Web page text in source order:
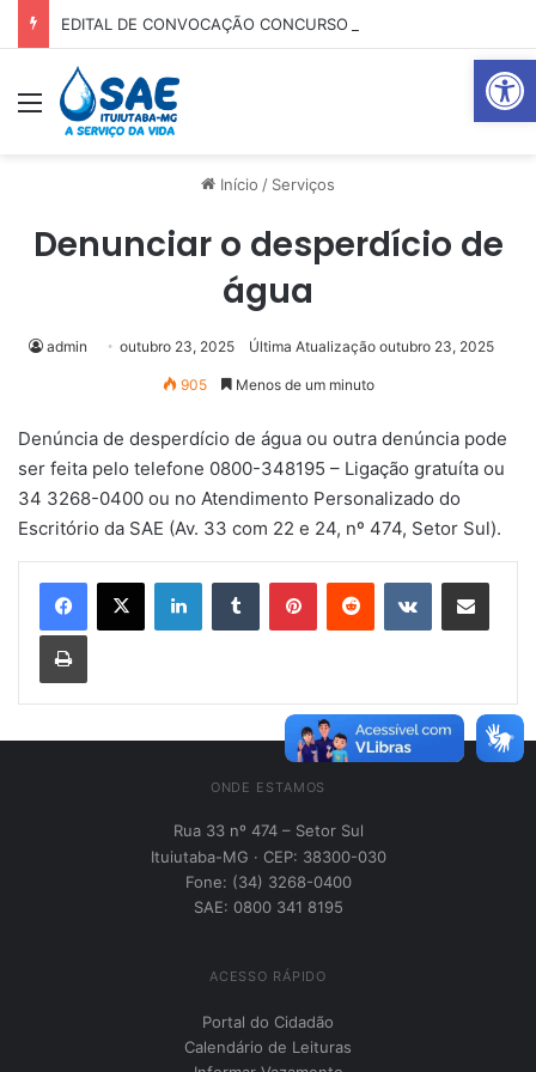
Abrir
EDITAL DE CONVOCAÇÃO CONCURSO 01-2025
Menu
Início / Serviços
Denunciar o desperdício de
água
admin outubro 23, 2025 Última Atualização outubro 23, 2025
905 Menos de um minuto
Denúncia de desperdício de água ou outra denúncia pode
ser feita pelo telefone 0800-348195 – Ligação gratuíta ou
34 3268-0400 ou no Atendimento Personalizado do
Escritório da SAE (Av. 33 com 22 e 24, nº 474, Setor Sul).
LinkedinTumblr PinterestReddit VK Compartilhar via e-mail
Imprimir
ONDE ESTAMOS
Rua 33 nº 474 – Setor Sul
Ituiutaba-MG · CEP: 38300-030
Fone: (34) 3268-0400
SAE: 0800 341 8195
ACESSO RÁPIDO
Portal do Cidadão
Calendário de Leituras